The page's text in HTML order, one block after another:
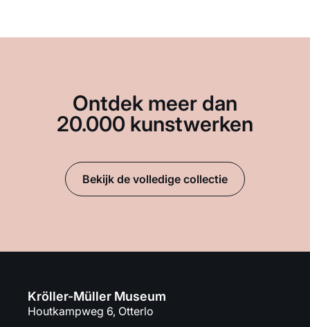
Ontdek meer dan
20.000 kunstwerken
Bekijk de volledige collectie
Kröller-Müller Museum
Houtkampweg 6, Otterlo